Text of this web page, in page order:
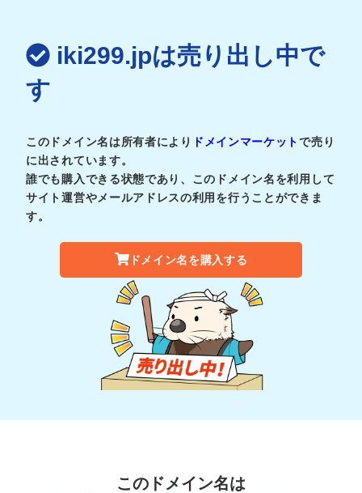
iki299.jpは売り出し中で
す
このドメイン名は所有者により ドメインマーケットで売り
に出されています。
誰でも購入できる状態であり、このドメイン名を利用して
サイト運営やメールアドレスの利用を行うことができま
す。
ドメイン名を購入する
このドメイン名は